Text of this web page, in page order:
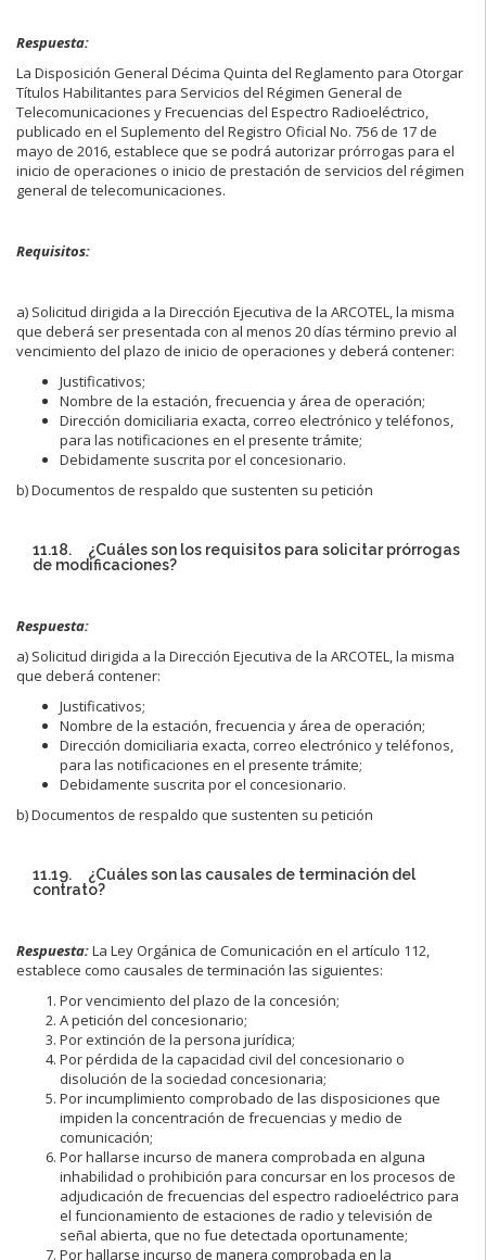
Respuesta:
La Disposición General Décima Quinta del Reglamento para Otorgar
Títulos Habilitantes para Servicios del Régimen General de
Telecomunicaciones y Frecuencias del Espectro Radioeléctrico,
publicado en el Suplemento del Registro Oficial No. 756 de 17 de
mayo de 2016, establece que se podrá autorizar prórrogas para el
inicio de operaciones o inicio de prestación de servicios del régimen
general de telecomunicaciones.
Requisitos:
a) Solicitud dirigida a la Dirección Ejecutiva de la ARCOTEL, la misma
que deberá ser presentada con al menos 20 días término previo al
vencimiento del plazo de inicio de operaciones y deberá contener:
Justificativos;
Nombre de la estación, frecuencia y área de operación;
Dirección domiciliaria exacta, correo electrónico y teléfonos,
para las notificaciones en el presente trámite;
Debidamente suscrita por el concesionario.
b) Documentos de respaldo que sustenten su petición
11.18. ¿Cuáles son los requisitos para solicitar prórrogas
de modificaciones?
Respuesta:
a) Solicitud dirigida a la Dirección Ejecutiva de la ARCOTEL, la misma
que deberá contener:
Justificativos;
Nombre de la estación, frecuencia y área de operación;
Dirección domiciliaria exacta, correo electrónico y teléfonos,
para las notificaciones en el presente trámite;
Debidamente suscrita por el concesionario.
b) Documentos de respaldo que sustenten su petición
11.19. ¿Cuáles son las causales de terminación del
contrato?
Respuesta:La Ley Orgánica de Comunicación en el artículo 112,
establece como causales de terminación las siguientes:
Por vencimiento del plazo de la concesión;
A petición del concesionario;
Por extinción de la persona jurídica;
Por pérdida de la capacidad civil del concesionario o
disolución de la sociedad concesionaria;
Por incumplimiento comprobado de las disposiciones que
impiden la concentración de frecuencias y medio de
comunicación;
Por hallarse incurso de manera comprobada en alguna
inhabilidad o prohibición para concursar en los procesos de
adjudicación de frecuencias del espectro radioeléctrico para
el funcionamiento de estaciones de radio y televisión de
señal abierta, que no fue detectada oportunamente;
Por hallarse incurso de manera comprobada en la